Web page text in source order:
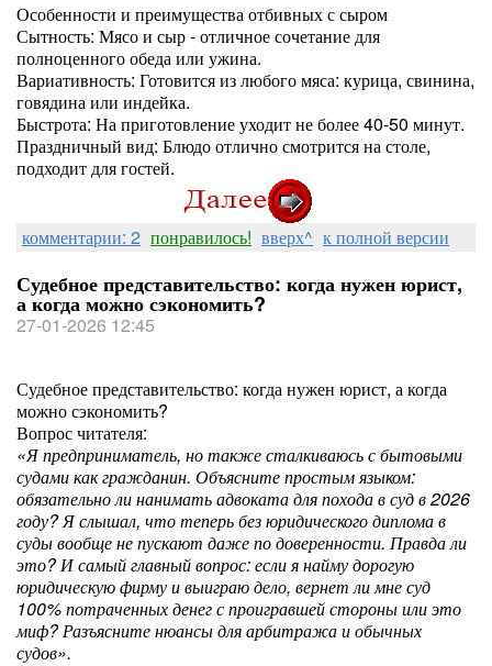
Особенности и преимущества отбивных с сыром
Сытность: Мясо и сыр - отличное сочетание для
полноценного обеда или ужина.
Вариативность: Готовится из любого мяса: курица, свинина,
говядина или индейка.
Быстрота: На приготовление уходит не более 40-50 минут.
Праздничный вид: Блюдо отлично смотрится на столе,
подходит для гостей.
комментарии: 2 понравилось! вверх^ к полной версии
Судебное представительство: когда нужен юрист,
а когда можно сэкономить?
27-01-2026 12:45
Судебное представительство: когда нужен юрист, а когда
можно сэкономить?
Вопрос читателя:
«Я предприниматель, но также сталкиваюсь с бытовыми
судами как гражданин. Объясните простым языком:
обязательно ли нанимать адвоката для похода в суд в 2026
году? Я слышал, что теперь без юридического диплома в
суды вообще не пускают даже по доверенности. Правда ли
это? И самый главный вопрос: если я найму дорогую
юридическую фирму и выиграю дело, вернет ли мне суд
100% потраченных денег с проигравшей стороны или это
миф? Разъясните нюансы для арбитража и обычных
судов».